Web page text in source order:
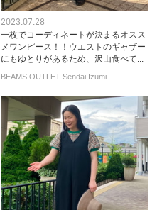
2023.07.28
一枚でコーディネートが決まるオスス
メワンピース！！ウエストのギャザー
にもゆとりがあるため、沢山食べて...
BEAMS OUTLET Sendai Izumi